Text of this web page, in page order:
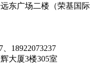
东广场二楼（荣基国际
18922073237
大厦3楼305室